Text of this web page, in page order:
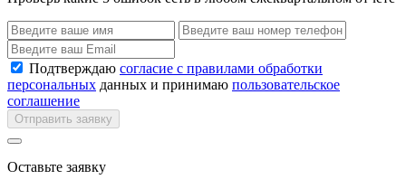
Подтверждаю согласие с правилами обработки
персональных данных и принимаю пользовательское
соглашение
Отправить заявку
Оставьте заявку